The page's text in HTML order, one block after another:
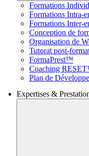
Formations
Formations Intra-
Formations Inter-
Conception de
Organisation de
Tutorat post-
FormaPrest™
Coaching
Plan de
Expertises &